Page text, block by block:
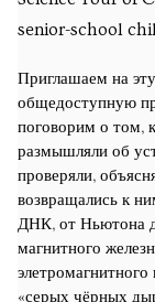
языка
Календарь
Места встречи
Будущие
senior-school
Приглашаем на
общедоступную
поговорим о том,
размышляли об
проверяли,
возвращались к
ДНК, от Ньютона
магнитного
«серых чёрных